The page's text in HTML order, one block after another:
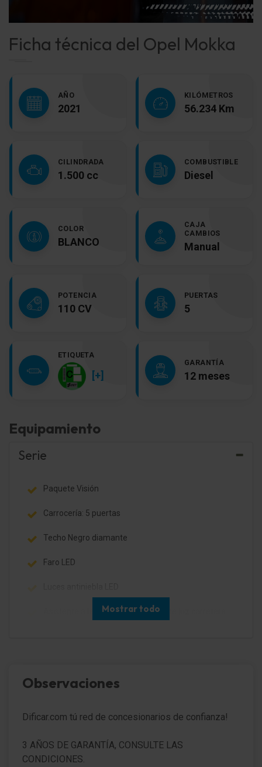
Ficha técnica del Opel Mokka
AÑO
2021
KILÓMETROS
56.234 Km
CILINDRADA
1.500 cc
COMBUSTIBLE
Diesel
COLOR
BLANCO
CAJA
CAMBIOS
Manual
POTENCIA
110 CV
PUERTAS
5
ETIQUETA
[+]
GARANTÍA
12 meses
Equipamiento
Serie
Paquete Visión
Carrocería: 5 puertas
Techo Negro diamante
Faro LED
Asistente a la conducción: Asistente luz carretera
Lunas atérmicas detrás tintadas (Solar-Protect)
Lunas atérmicas
Mostrar todo
Observaciones
Dificar.com tú red de concesionarios de confianza!
3 AÑOS DE GARANTÍA, CONSULTE LAS
CONDICIONES.